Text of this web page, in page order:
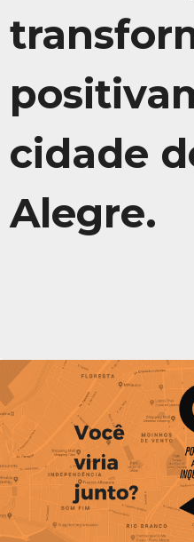
cidade
Alegre.